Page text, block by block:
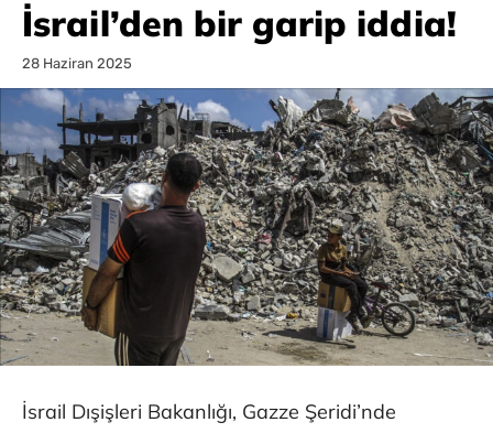
İsrail’den bir garip iddia!
28 Haziran 2025
İsrail Dışişleri Bakanlığı, Gazze Şeridi’nde